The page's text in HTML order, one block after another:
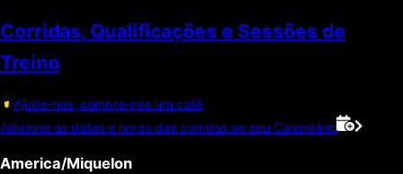
Corridas, Qualificações e Sessões de
Treino
Ajude-nos, compre-nos um café
Adicione as datas e horas das corridas ao seu Calendário
America/Miquelon